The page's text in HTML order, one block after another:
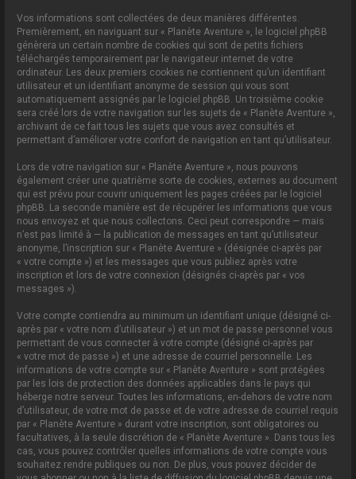
Vos informations sont collectées de deux manières différentes.
Premièrement, en naviguant sur « Planète Aventure », le logiciel phpBB
génèrera un certain nombre de cookies qui sont de petits fichiers
téléchargés temporairement par le navigateur internet de votre
ordinateur. Les deux premiers cookies ne contiennent qu’un identifiant
utilisateur et un identifiant anonyme de session qui vous sont
automatiquement assignés par le logiciel phpBB. Un troisième cookie
sera créé lors de votre navigation sur les sujets de « Planète Aventure »,
archivant de ce fait tous les sujets que vous avez consultés et
permettant d’améliorer votre confort de navigation en tant qu’utilisateur.
Lors de votre navigation sur « Planète Aventure », nous pouvons
également créer une quatrième sorte de cookies, externes au document
qui est prévu pour couvrir uniquement les pages créées par le logiciel
phpBB. La seconde manière est de récupérer les informations que vous
nous envoyez et que nous collectons. Ceci peut correspondre — mais
n’est pas limité à — la publication de messages en tant qu’utilisateur
anonyme, l’inscription sur « Planète Aventure » (désignée ci-après par
« votre compte ») et les messages que vous publiez après votre
inscription et lors de votre connexion (désignés ci-après par « vos
messages »).
Votre compte contiendra au minimum un identifiant unique (désigné ci-
après par « votre nom d’utilisateur ») et un mot de passe personnel vous
permettant de vous connecter à votre compte (désigné ci-après par
« votre mot de passe ») et une adresse de courriel personnelle. Les
informations de votre compte sur « Planète Aventure » sont protégées
par les lois de protection des données applicables dans le pays qui
héberge notre serveur. Toutes les informations, en-dehors de votre nom
d’utilisateur, de votre mot de passe et de votre adresse de courriel requis
par « Planète Aventure » durant votre inscription, sont obligatoires ou
facultatives, à la seule discrétion de « Planète Aventure ». Dans tous les
cas, vous pouvez contrôler quelles informations de votre compte vous
souhaitez rendre publiques ou non. De plus, vous pouvez décider de